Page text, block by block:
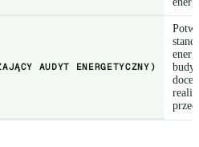
AUDYT ENERGETYCZNY)